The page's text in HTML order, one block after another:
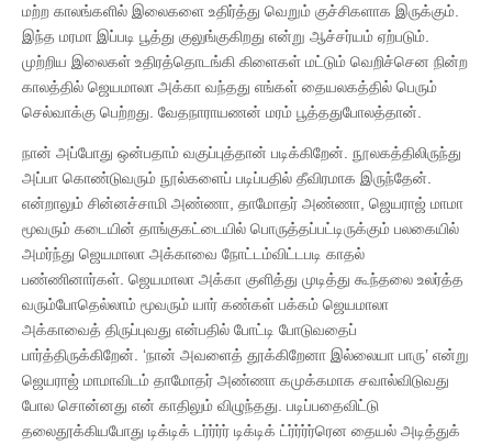
மற்ற காலங்களில் இலைகளை உதிர்த்து வெறும் குச்சிகளாக இருக்கும்.
இந்த மரமா இப்படி பூத்து குலுங்குகிறது என்று ஆச்சர்யம் ஏற்படும்.
முற்றிய இலைகள் உதிரத்தொடங்கி கிளைகள் மட்டும் வெறிச்சென நின்ற
காலத்தில் ஜெயமாலா அக்கா வந்தது எங்கள் தையலகத்தில் பெரும்
செல்வாக்கு பெற்றது. வேதநாராயணன் மரம் பூத்ததுபோலத்தான்.
நான் அப்போது ஒன்பதாம் வகுப்புத்தான் படிக்கிறேன். நூலகத்திலிருந்து
அப்பா கொண்டுவரும் நூல்களைப் படிப்பதில் தீவிரமாக இருந்தேன்.
என்றாலும் சின்னச்சாமி அண்ணா, தாமோதர் அண்ணா, ஜெயராஜ் மாமா
மூவரும் கடையின் தாங்குகட்டையில் பொருத்தப்பட்டிருக்கும் பலகையில்
அமர்ந்து ஜெயமாலா அக்காவை நோட்டம்விட்டபடி காதல்
பண்ணினார்கள். ஜெயமாலா அக்கா குளித்து முடித்து கூந்தலை உலர்த்த
வரும்போதெல்லாம் மூவரும் யார் கண்கள் பக்கம் ஜெயமாலா
அக்காவைத் திருப்புவது என்பதில் போட்டி போடுவதைப்
பார்த்திருக்கிறேன். ‘நான் அவளைத் தூக்கிறேனா இல்லையா பாரு’ என்று
ஜெயராஜ் மாமாவிடம் தாமோதர் அண்ணா கமுக்கமாக சவால்விடுவது
போல சொன்னது என் காதிலும் விழுந்தது. படிப்பதைவிட்டு
தலைதூக்கியபோது டிக்டிக் டர்ர்ர்ர் டிக்டிக் ட்ர்ர்ர்ர்ரென தையல் அடித்துக்